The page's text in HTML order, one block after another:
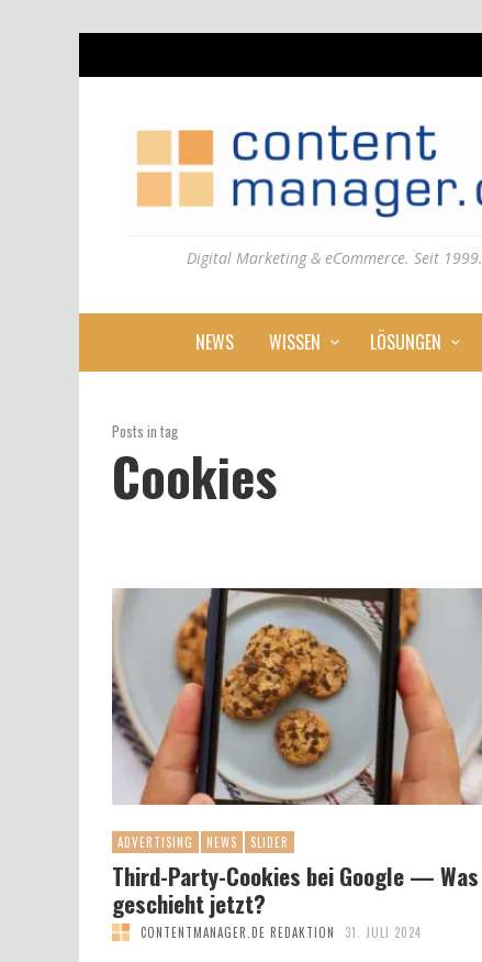
Digital Marketing & eCommerce. Seit 1999.
NEWS WISSEN LÖSUNGEN
Posts in tag
Cookies
ADVERTISING NEWS SLIDER
Third-Party-Cookies bei Google — Was
geschieht jetzt?
CONTENTMANAGER.DE REDAKTION 31. JULI 2024